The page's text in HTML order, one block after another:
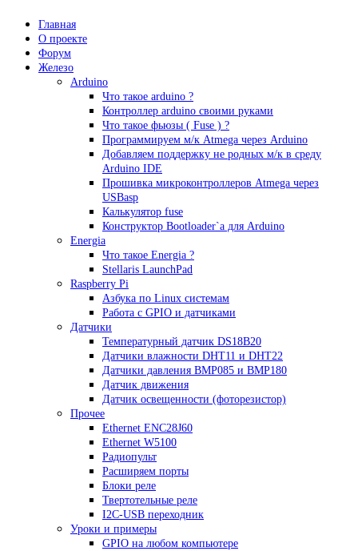
Главная
О проекте
Форум
Железо
Arduino
Что такое аrduino ?
Контроллер arduino своими руками
Что такое фьюзы ( Fuse ) ?
Программируем м/к Atmega через Arduino
Добавляем поддержку не родных м/к в среду
Arduino IDE
Прошивка микроконтроллеров Atmega через
USBasp
Калькулятор fuse
Конструктор Bootloader`а для Arduino
Energia
Что такое Energia ?
Stellaris LaunchPad
Raspberry Pi
Азбука по Linux системам
Работа с GPIO и датчиками
Датчики
Температурный датчик DS18B20
Датчики влажности DHT11 и DHT22
Датчики давления BMP085 и BMP180
Датчик движения
Датчик освещенности (фоторезистор)
Прочее
Ethernet ENC28J60
Ethernet W5100
Радиопульт
Расширяем порты
Блоки реле
Твертотельные реле
I2C-USB переходник
Уроки и примеры
GPIO на любом компьютере